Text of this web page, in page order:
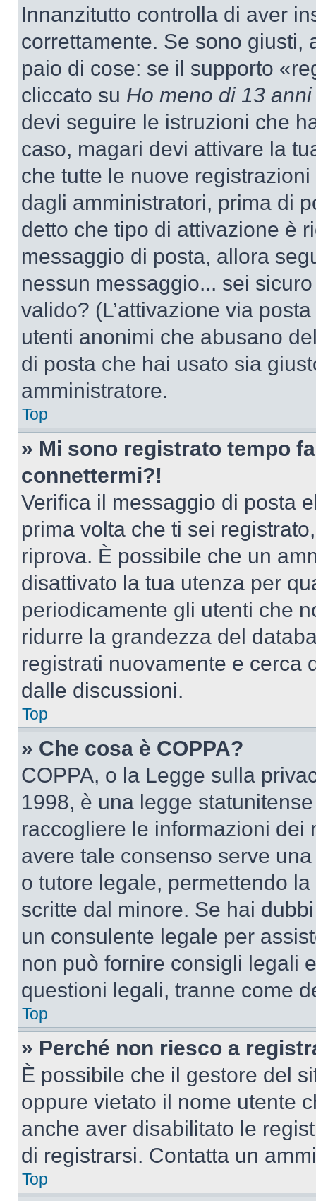
Innanzitutto controlla di aver
correttamente. Se sono giusti,
paio di cose: se il supporto
cliccato su Ho meno di 13 anni
devi seguire le istruzioni che
caso, magari devi attivare la
che tutte le nuove
dagli amministratori, prima di
detto che tipo di attivazione è
messaggio di posta, allora
nessun messaggio... sei
valido? (L’attivazione via
utenti anonimi che abusano
di posta che hai usato sia
amministratore.
Top
» Mi sono registrato tempo
connettermi?!
Verifica il messaggio di posta
prima volta che ti sei
riprova. È possibile che un
disattivato la tua utenza per
periodicamente gli utenti che
ridurre la grandezza del
registrati nuovamente e cerca
dalle discussioni.
Top
» Che cosa è COPPA?
COPPA, o la Legge sulla
1998, è una legge
raccogliere le informazioni dei
avere tale consenso serve
o tutore legale, permettendo
scritte dal minore. Se hai
un consulente legale per
non può fornire consigli legali
questioni legali, tranne come
Top
» Perché non riesco a
È possibile che il gestore del
oppure vietato il nome utente
anche aver disabilitato le
di registrarsi. Contatta un
Top